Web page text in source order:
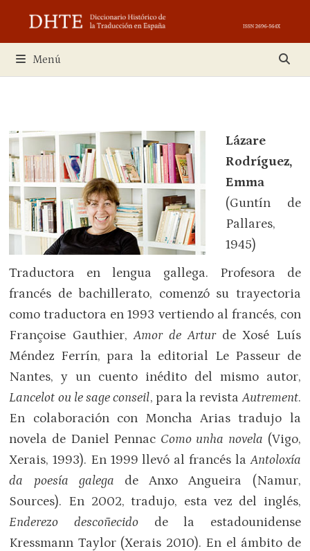
contenido
Menú
Lázare
Rodríguez,
Emma
(Guntín de
Pallares,
1945)
Traductora en lengua gallega. Profesora de
francés de bachillerato, comenzó su trayectoria
como traductora en 1993 vertiendo al francés, con
Françoise Gauthier,Amor de Artur de Xosé Luís
Méndez Ferrín, para la editorial Le Passeur de
Nantes, y un cuento inédito del mismo autor,
Lancelot ou le sage conseil, para la revistaAutrement.
En colaboración con Moncha Arias tradujo la
novela de Daniel Pennac Como unha novela (Vigo,
Xerais, 1993). En 1999 llevó al francés laAntoloxía
da poesía galega de Anxo Angueira (Namur,
Sources). En 2002, tradujo, esta vez del inglés,
Enderezo descoñecido de la estadounidense
Kressmann Taylor (Xerais 2010). En el ámbito de